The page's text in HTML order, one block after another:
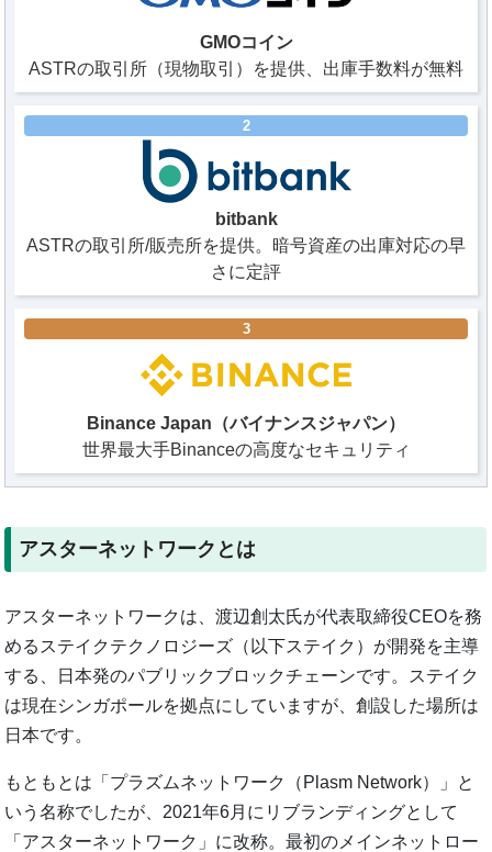
GMOコイン
ASTRの取引所（現物取引）を提供、出庫手数料が無料
2
bitbank
ASTRの取引所/販売所を提供。暗号資産の出庫対応の早
さに定評
3
Binance Japan（バイナンスジャパン）
世界最大手Binanceの高度なセキュリティ
アスターネットワークとは
アスターネットワークは、渡辺創太氏が代表取締役CEOを務
めるステイクテクノロジーズ（以下ステイク）が開発を主導
する、日本発のパブリックブロックチェーンです。ステイク
は現在シンガポールを拠点にしていますが、創設した場所は
日本です。
もともとは「プラズムネットワーク（Plasm Network）」と
いう名称でしたが、2021年6月にリブランディングとして
「アスターネットワーク」に改称。最初のメインネットロー